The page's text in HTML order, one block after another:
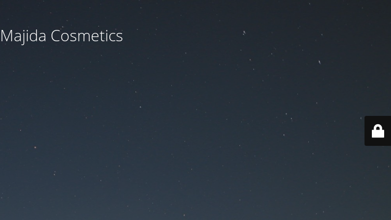
Majida Cosmetics